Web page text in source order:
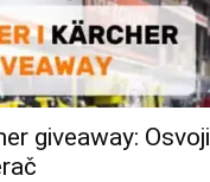
giveaway: Osvoji